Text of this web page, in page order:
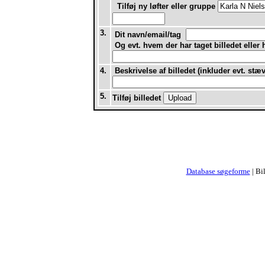
Tilføj ny løfter eller gruppe
3.
Dit navn/email/tag
Og evt. hvem der har taget billedet eller
4. Beskrivelse af billedet (inkluder evt.
5. Tilføj billedet
Database søgeforme|